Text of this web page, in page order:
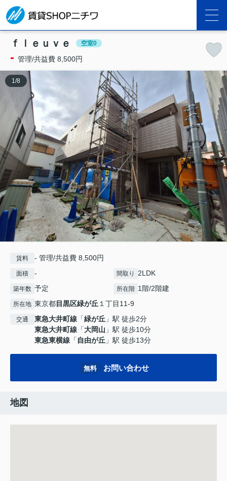
ｆｌｅｕｖｅ 空室0
- 管理/共益費 8,500円
1 /8
賃料 - 管理/共益費 8,500円
面積 - 間取り 2LDK
築年数 予定 所在階 1階/2階建
所在地 東京都目黒区緑が丘 １丁目11-9
交通 東急大井町線 「緑が丘 」駅 徒歩2分
東急大井町線 「大岡山 」駅 徒歩10分
東急東横線 「 自由が丘 」駅 徒歩13分
無料 お問い合わせ
地図